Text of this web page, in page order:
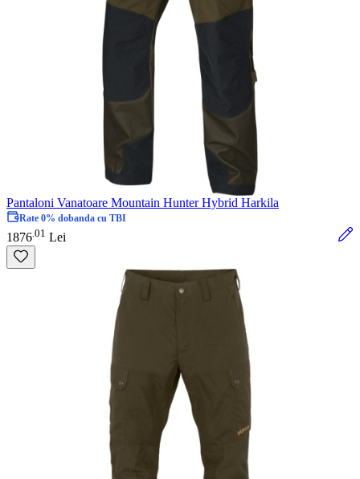
Pantaloni Vanatoare Mountain Hunter Hybrid Harkila
Rate 0% dobanda cu TBI
1876 01 Lei